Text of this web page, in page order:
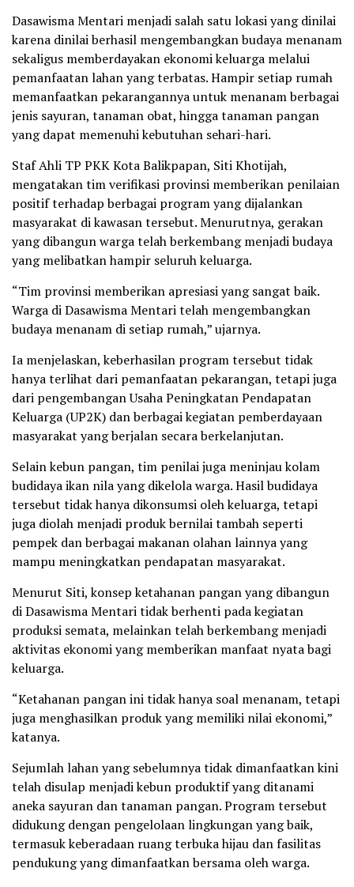
Dasawisma Mentari menjadi salah satu lokasi yang dinilai
karena dinilai berhasil mengembangkan budaya menanam
sekaligus memberdayakan ekonomi keluarga melalui
pemanfaatan lahan yang terbatas. Hampir setiap rumah
memanfaatkan pekarangannya untuk menanam berbagai
jenis sayuran, tanaman obat, hingga tanaman pangan
yang dapat memenuhi kebutuhan sehari-hari.
Staf Ahli TP PKK Kota Balikpapan, Siti Khotijah,
mengatakan tim verifikasi provinsi memberikan penilaian
positif terhadap berbagai program yang dijalankan
masyarakat di kawasan tersebut. Menurutnya, gerakan
yang dibangun warga telah berkembang menjadi budaya
yang melibatkan hampir seluruh keluarga.
“Tim provinsi memberikan apresiasi yang sangat baik.
Warga di Dasawisma Mentari telah mengembangkan
budaya menanam di setiap rumah,” ujarnya.
Ia menjelaskan, keberhasilan program tersebut tidak
hanya terlihat dari pemanfaatan pekarangan, tetapi juga
dari pengembangan Usaha Peningkatan Pendapatan
Keluarga (UP2K) dan berbagai kegiatan pemberdayaan
masyarakat yang berjalan secara berkelanjutan.
Selain kebun pangan, tim penilai juga meninjau kolam
budidaya ikan nila yang dikelola warga. Hasil budidaya
tersebut tidak hanya dikonsumsi oleh keluarga, tetapi
juga diolah menjadi produk bernilai tambah seperti
pempek dan berbagai makanan olahan lainnya yang
mampu meningkatkan pendapatan masyarakat.
Menurut Siti, konsep ketahanan pangan yang dibangun
di Dasawisma Mentari tidak berhenti pada kegiatan
produksi semata, melainkan telah berkembang menjadi
aktivitas ekonomi yang memberikan manfaat nyata bagi
keluarga.
“Ketahanan pangan ini tidak hanya soal menanam, tetapi
juga menghasilkan produk yang memiliki nilai ekonomi,”
katanya.
Sejumlah lahan yang sebelumnya tidak dimanfaatkan kini
telah disulap menjadi kebun produktif yang ditanami
aneka sayuran dan tanaman pangan. Program tersebut
didukung dengan pengelolaan lingkungan yang baik,
termasuk keberadaan ruang terbuka hijau dan fasilitas
pendukung yang dimanfaatkan bersama oleh warga.